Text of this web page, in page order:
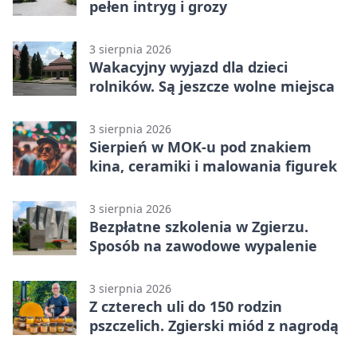
pełen intryg i grozy
3 sierpnia 2026
Wakacyjny wyjazd dla dzieci
rolników. Są jeszcze wolne miejsca
3 sierpnia 2026
Sierpień w MOK-u pod znakiem
kina, ceramiki i malowania figurek
3 sierpnia 2026
Bezpłatne szkolenia w Zgierzu.
Sposób na zawodowe wypalenie
3 sierpnia 2026
Z czterech uli do 150 rodzin
pszczelich. Zgierski miód z nagrodą